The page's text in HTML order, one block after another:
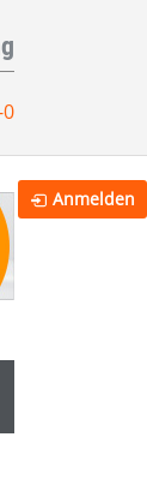
Anmelden